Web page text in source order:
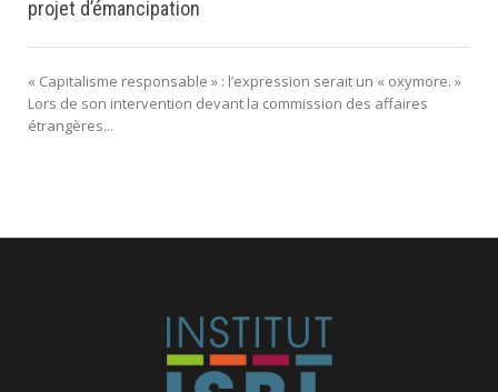
projet d’émancipation
« Capitalisme responsable » : l’expression serait un « oxymore. »
Lors de son intervention devant la commission des affaires
étrangères...